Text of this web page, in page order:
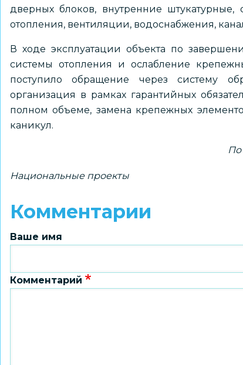
дверных блоков, внутренние
отопления, вентиляции, водоснабжения,
В ходе эксплуатации объекта по
системы отопления и ослабление
поступило обращение через систему
организация в рамках гарантийных
полном объеме, замена крепежных
каникул.
По
Национальные проекты
Комментарии
Ваше имя
Комментарий